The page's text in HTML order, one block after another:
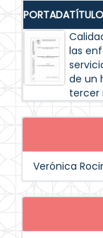
PORTADATÍTULO
las
de un
tercer
Verónica